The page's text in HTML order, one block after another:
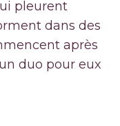
pleurent
dans des
après
duo pour eux